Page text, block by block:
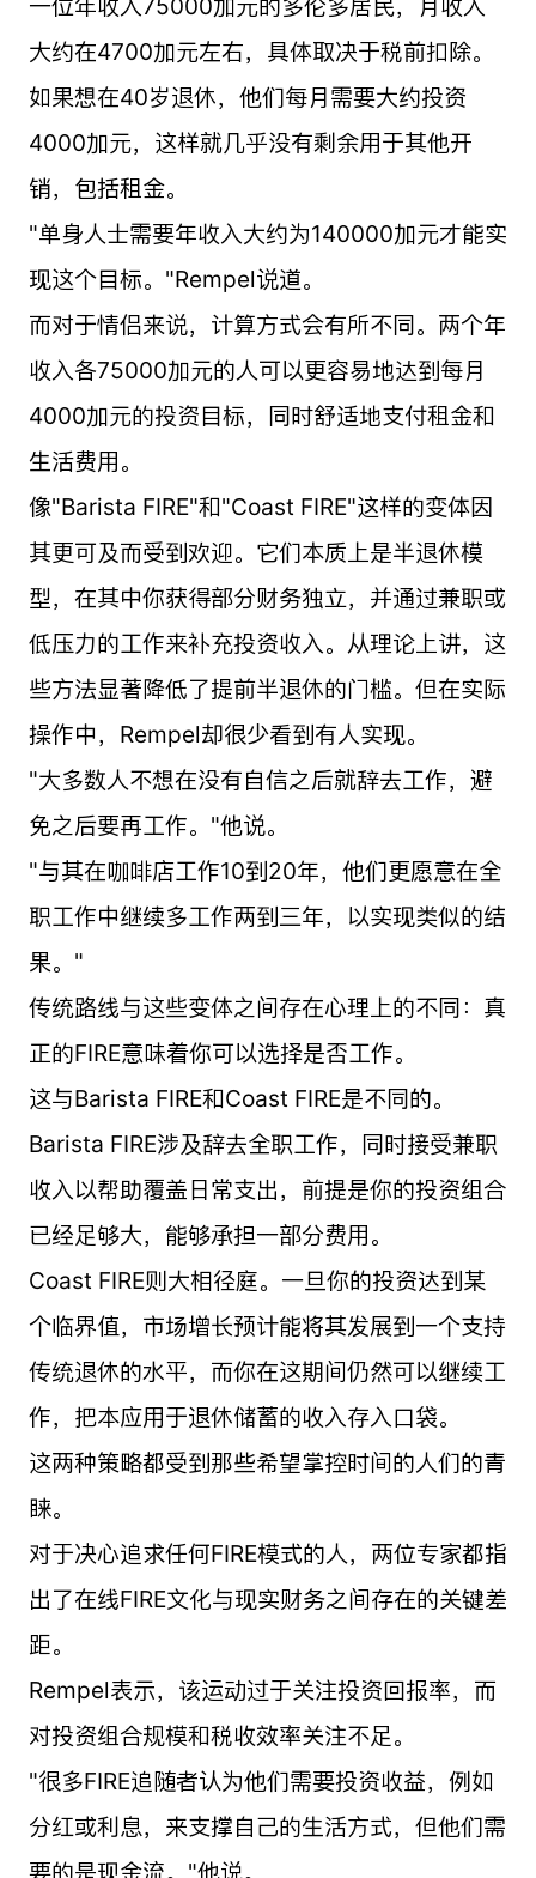
大约在4700加元左右，具体取决于税前扣除。
如果想在40岁退休，他们每月需要大约投资
4000加元，这样就几乎没有剩余用于其他开
销，包括租金。
"单身人士需要年收入大约为140000加元才能实
现这个目标。"Rempel说道。
而对于情侣来说，计算方式会有所不同。两个年
收入各75000加元的人可以更容易地达到每月
4000加元的投资目标，同时舒适地支付租金和
生活费用。
像"Barista FIRE"和"Coast FIRE"这样的变体因
其更可及而受到欢迎。它们本质上是半退休模
型，在其中你获得部分财务独立，并通过兼职或
低压力的工作来补充投资收入。从理论上讲，这
些方法显著降低了提前半退休的门槛。但在实际
操作中，Rempel却很少看到有人实现。
"大多数人不想在没有自信之后就辞去工作，避
免之后要再工作。"他说。
"与其在咖啡店工作10到20年，他们更愿意在全
职工作中继续多工作两到三年，以实现类似的结
果。"
传统路线与这些变体之间存在心理上的不同：真
正的FIRE意味着你可以选择是否工作。
这与Barista FIRE和Coast FIRE是不同的。
Barista FIRE涉及辞去全职工作，同时接受兼职
收入以帮助覆盖日常支出，前提是你的投资组合
已经足够大，能够承担一部分费用。
Coast FIRE则大相径庭。一旦你的投资达到某
个临界值，市场增长预计能将其发展到一个支持
传统退休的水平，而你在这期间仍然可以继续工
作，把本应用于退休储蓄的收入存入口袋。
这两种策略都受到那些希望掌控时间的人们的青
睐。
对于决心追求任何FIRE模式的人，两位专家都指
出了在线FIRE文化与现实财务之间存在的关键差
距。
Rempel表示，该运动过于关注投资回报率，而
对投资组合规模和税收效率关注不足。
"很多FIRE追随者认为他们需要投资收益，例如
分红或利息，来支撑自己的生活方式，但他们需
要的是现金流。"他说。